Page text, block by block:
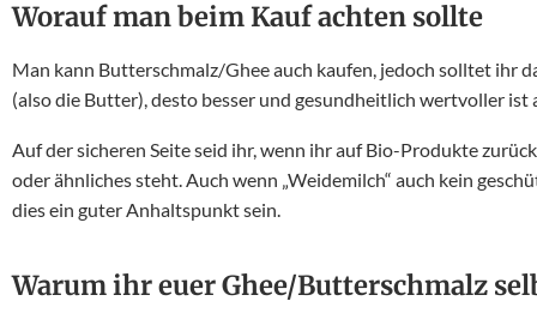
Worauf man beim Kauf achten sollte
Man kann Butterschmalz/Ghee auch kaufen, jedoch solltet ihr
(also die Butter), desto besser und gesundheitlich wertvoller ist
Auf der sicheren Seite seid ihr, wenn ihr auf Bio-Produkte
oder ähnliches steht. Auch wenn „Weidemilch“ auch kein
dies ein guter Anhaltspunkt sein.
Warum ihr euer Ghee/Butterschmalz